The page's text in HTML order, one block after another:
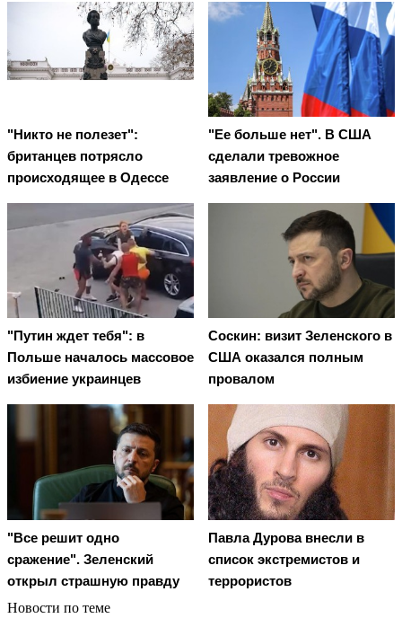
"Никто не полезет":
британцев потрясло
происходящее в Одессе
"Ее больше нет". В США
сделали тревожное
заявление о России
"Путин ждет тебя": в
Польше началось массовое
избиение украинцев
Соскин: визит Зеленского в
США оказался полным
провалом
"Все решит одно
сражение". Зеленский
открыл страшную правду
Павла Дурова внесли в
список экстремистов и
террористов
Новости по теме